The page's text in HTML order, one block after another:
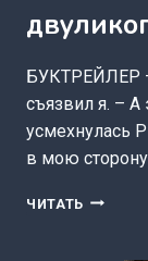
БУКТРЕЙЛЕР –
съязвил я. – А
усмехнулась
в мою
ЧИТАТЬ В